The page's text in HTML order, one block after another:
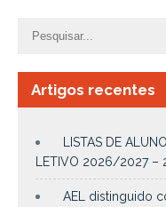
Artigos recentes
LISTAS DE
LETIVO 2026/2027 –
AEL distinguido